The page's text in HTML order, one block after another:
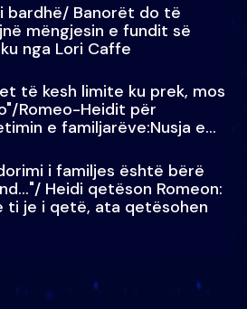
bardhë/ Banorët do të
mëngjesin e fundit së
nga Lori Caffe
të kesh limite ku prek, mos
Romeo-Heidit për
e familjarëve:Nusja e
i familjes është bërë
Heidi qetëson Romeon:
ti je i qetë, ata qetësohen